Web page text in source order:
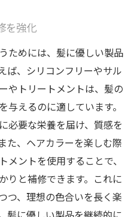
を強化
ためには、髪に優しい製品
ば、シリコンフリーやサル
やトリートメントは、髪の
えるのに適しています。
必要な栄養を届け、質感を
た、ヘアカラーを楽しむ際
メントを使用することで、
りと補修できます。これに
つ、理想の色合いを長く楽